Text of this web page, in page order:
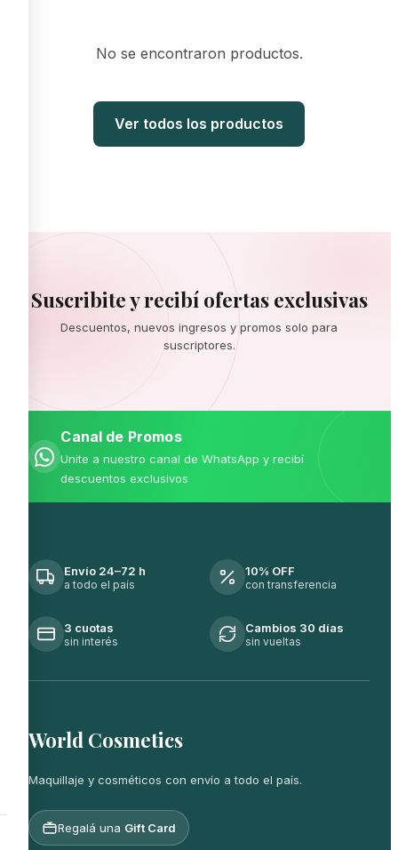
No se encontraron productos.
Ver todos los productos
Suscribite y recibí ofertas exclusivas
Descuentos, nuevos ingresos y promos solo para
suscriptores.
Canal de Promos
Unite a nuestro canal de WhatsApp y recibí
descuentos exclusivos
Envío 24–72 h
a todo el país
10% OFF
con transferencia
3 cuotas
sin interés
Cambios 30 días
sin vueltas
World Cosmetics
Maquillaje y cosméticos con envío a todo el país.
Regalá una Gift Card